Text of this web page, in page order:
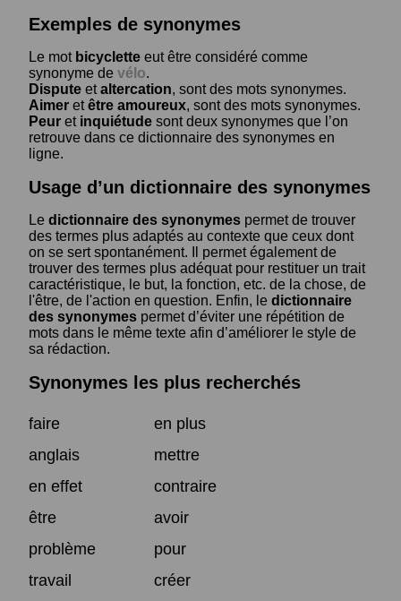
Exemples de synonymes
Le mot bicyclette eut être considéré comme
synonyme de vélo.
Dispute etaltercation, sont des mots synonymes.
Aimer etêtre amoureux, sont des mots synonymes.
Peur et inquiétude sont deux synonymes que l’on
retrouve dans ce dictionnaire des synonymes en
ligne.
Usage d’un dictionnaire des synonymes
Le dictionnaire des synonymes permet de trouver
des termes plus adaptés au contexte que ceux dont
on se sert spontanément. Il permet également de
trouver des termes plus adéquat pour restituer un trait
caractéristique, le but, la fonction, etc. de la chose, de
l'être, de l'action en question. Enfin, le dictionnaire
des synonymes permet d’éviter une répétition de
mots dans le même texte afin d’améliorer le style de
sa rédaction.
Synonymes les plus recherchés
faire
en plus
anglais
mettre
en effet
contraire
être
avoir
problème
pour
travail
créer